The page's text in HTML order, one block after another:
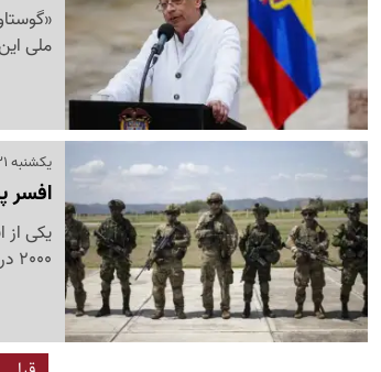
ملی
یکشنبه 1405/03/31 ساعت 19:52
افسر
2000 در این کشور نقش داشتند، در ایالات متحده یا توسط مربیان آمریکایی آموزش دیده بودند.